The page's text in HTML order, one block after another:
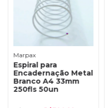
Marpax
Espiral para
Encadernação Metal
Branco A4 33mm
250fls 50un